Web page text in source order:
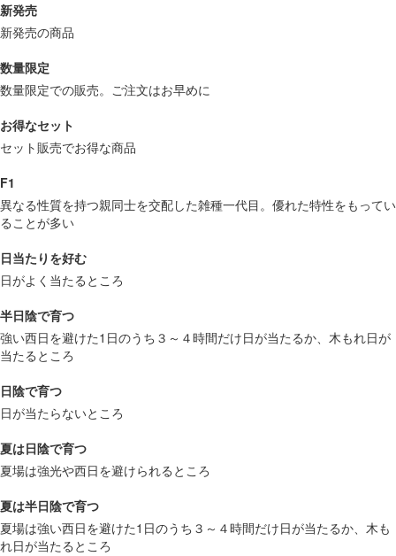
新発売
新発売の商品
数量限定
数量限定での販売。ご注文はお早めに
お得なセット
セット販売でお得な商品
F1
異なる性質を持つ親同士を交配した雑種一代目。優れた特性をもってい
ることが多い
日当たりを好む
日がよく当たるところ
半日陰で育つ
強い西日を避けた1日のうち３～４時間だけ日が当たるか、木もれ日が
当たるところ
日陰で育つ
日が当たらないところ
夏は日陰で育つ
夏場は強光や西日を避けられるところ
夏は半日陰で育つ
夏場は強い西日を避けた1日のうち３～４時間だけ日が当たるか、木も
れ日が当たるところ